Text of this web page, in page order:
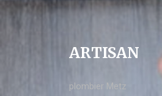
ARTISAN
plombier Metz